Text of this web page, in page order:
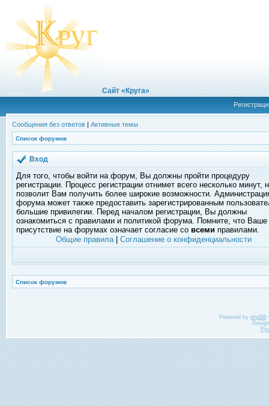
Сайт «Круга»
Сообщения без ответов | Активные темы
Список форумов
Вход
Для того, чтобы войти на форум, Вы должны пройти процедуру
регистрации. Процесс регистрации отнимет всего несколько минут,
позволит Вам получить более широкие возможности.
форума может также предоставить зарегистрированным
большие привилегии. Перед началом регистрации, Вы должны
ознакомиться с правилами и политикой форума. Помните, что Ваше
присутствие на форумах означает согласие со всеми правилами.
Общие правила| Соглашение о конфиденциальности
Список форумов
Powered by phpBB